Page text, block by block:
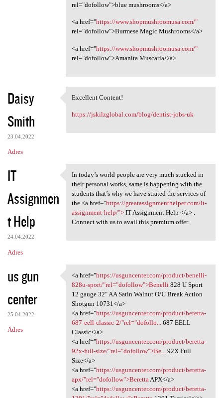
rel="dofollow">blue mushrooms</a>
<a href="https://www.shopmushroomusa.com/"
rel="dofollow">Burmese Magic Mushrooms</a>
<a href="https://www.shopmushroomusa.com/"
rel="dofollow">Amanita Muscaria</a>
Daisy
Smith
23.04.2022
Adres
Excellent Content!
Excellent Content!
https://jskilzglobal.com/blog/dentist-jobs-uk
IT
Assignmen
t Help
24.04.2022
Adres
In today’s world people are
In today’s world people are very much stucked in
their personal works, same is happening with the
students that’s why we have strated the services of
the <a href="https://greatassignmenthelper.com/it-
assignment-help/">IT Assignment Help </a> .
Connect with us to avail this premium offer.
us gun
center
25.04.2022
Adres
<a href="https://usguncenter
<a href="https://usguncenter.com/product/benelli-
828u-sport/"rel="dofollow">Benelli828 U Sport
12 gauge 32″ AA Satin Walnut O/U Break Action
Shotgun 10731</a>
<a href="https://usguncenter.com/product/beretta-
687-eell-classic-2/"rel="dofollo...687 EELL
Classic</a>
<a href="https://usguncenter.com/product/beretta-
92x-full-size/"rel="dofollow">Be...92X Full
Size</a>
<a href="https://usguncenter.com/product/beretta-
apx/"rel="dofollow">BerettaAPX</a>
<a href="https://usguncenter.com/product/beretta-